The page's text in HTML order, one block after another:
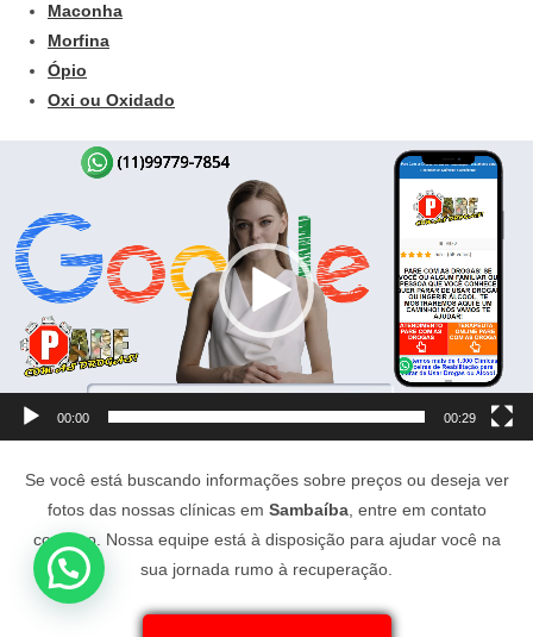
Maconha
Morfina
Ópio
Oxi ou Oxidado
00:00 00:29
Se você está buscando informações sobre preços ou deseja ver
fotos das nossas clínicas em Sambaíba, entre em contato
conosco. Nossa equipe está à disposição para ajudar você na
sua jornada rumo à recuperação.